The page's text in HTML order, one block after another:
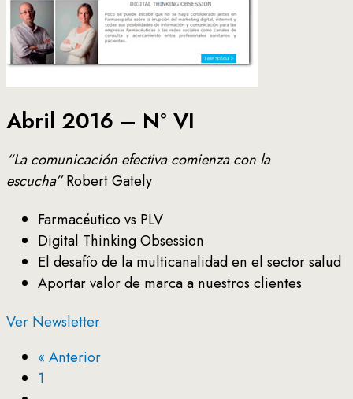
Abril 2016 – Nº VI
“La comunicación efectiva comienza con la
escucha”Robert Gately
Farmacéutico vs PLV
Digital Thinking Obsession
El desafío de la multicanalidad en el sector salud
Aportar valor de marca a nuestros clientes
Ver Newsletter
« Anterior
1